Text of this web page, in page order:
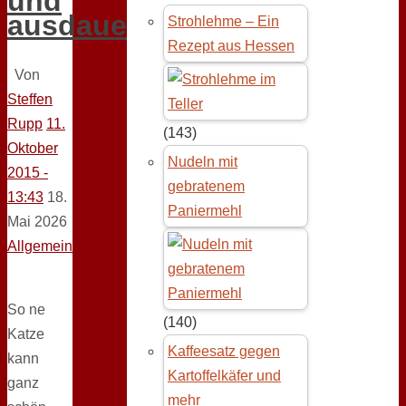
ausdauernd
Von
Steffen
Rupp 11.
Oktober
2015 -
13:43 18.
Mai 2026
Allgemein
So ne
Katze
kann
ganz
Strohlehme – Ein
Rezept aus Hessen
(143)
Nudeln mit
gebratenem
Paniermehl
(140)
Kaffeesatz gegen
Kartoffelkäfer und
mehr